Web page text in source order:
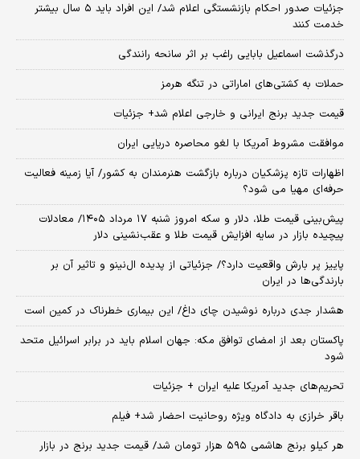
جزئیات صدور احکام بازنشستگی اعلام شد/ این افراد باید ۵ سال بیشتر
خدمت کنند
درگذشت اسماعیل بابایی راغب بر اثر سانحه رانندگی
حملات به کشتی‌های اماراتی در تنگه هرمز
قیمت جدید برنج ایرانی و خارجی اعلام شد+ جزئیات
موافقت مشروط آمریکا با لغو محاصره دریایی ایران
اظهارات تازه پزشکیان درباره بازگشت هنرمندان به کشور/ آیا زمینه فعالیت
حرفه‌ای مهیا می شود؟
پیش‌بینی قیمت طلا، دلار و سکه امروز شنبه ۱۷ مرداد ۱۴۰۵/ معادلات
پیچیده بازار در سایه افزایش قیمت طلا و عقب‌نشینی دلار
پاییز پر بارش واقعیت دارد؟/ جزئیاتی از پدیده ال‌نینو و تاثیر آن بر
بارندگی‌ها در ایران
هشدار جدی درباره نوشیدن چای داغ/ این بیماری خطرناک در کمین است
پاکستان بعد از امضای توافق مکه: جهان اسلام باید در برابر اسرائیل متحد
شود
تحریم‌های جدید آمریکا علیه ایران + جزئیات
باقر خرازی به دادگاه ویژه روحانیت احضار شد+ فیلم
هر کیلو برنج هاشمی ۵۹۵ هزار تومان شد/ قیمت جدید برنج در بازار